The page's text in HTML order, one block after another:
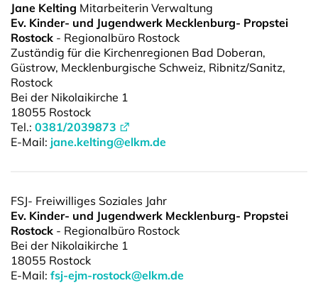
Jane Kelting Mitarbeiterin Verwaltung
Ev. Kinder- und Jugendwerk Mecklenburg- Propstei
Rostock - Regionalbüro Rostock
Zuständig für die Kirchenregionen Bad Doberan,
Güstrow, Mecklenburgische Schweiz, Ribnitz/Sanitz,
Rostock
Bei der Nikolaikirche 1
18055 Rostock
Tel.: 0381/2039873
E-Mail: jane.kelting@elkm.de
FSJ- Freiwilliges Soziales Jahr
Ev. Kinder- und Jugendwerk Mecklenburg- Propstei
Rostock - Regionalbüro Rostock
Bei der Nikolaikirche 1
18055 Rostock
E-Mail: fsj-ejm-rostock@elkm.de